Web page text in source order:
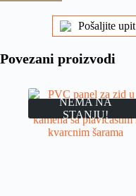
Pošaljite upit
Povezani proizvodi
NEMA NA
STANJU!